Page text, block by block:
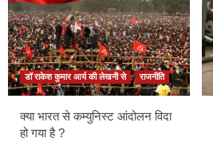
डॉ राकेश कुमार आर्य की लेखनी से राजनीति
क्या भारत से कम्युनिस्ट आंदोलन विदा
हो गया है ?